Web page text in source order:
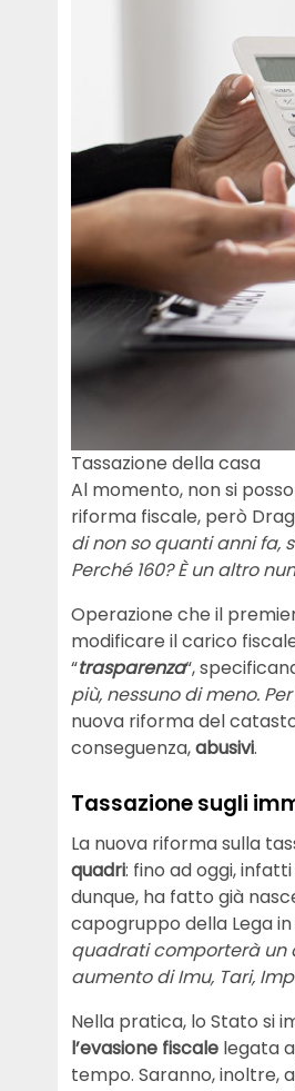
Tassazione della casa
Al momento, non si
riforma fiscale, però
di non so quanti anni fa,
Perché 160? È un altro
Operazione che il
modificare il carico
“trasparenza“,
più, nessuno di meno.
nuova riforma del
conseguenza,abusivi.
Tassazione sugli
La nuova riforma sulla
quadri: fino ad oggi,
dunque, ha fatto già
capogruppo della Lega
quadrati comporterà un
aumento di Imu, Tari,
Nella pratica, lo Stato si
l’evasione fiscale legata
tempo. Saranno, inoltre,